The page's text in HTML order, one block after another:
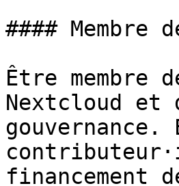
####
Être membre
Nextcloud et
financement